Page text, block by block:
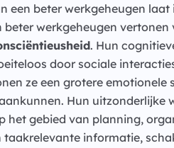
een beter werkgeheugen
beter werkgeheugen vertonen
. Hun
door sociale
ze een grotere
Hun uitzonderlijke
het gebied van planning,
informatie,